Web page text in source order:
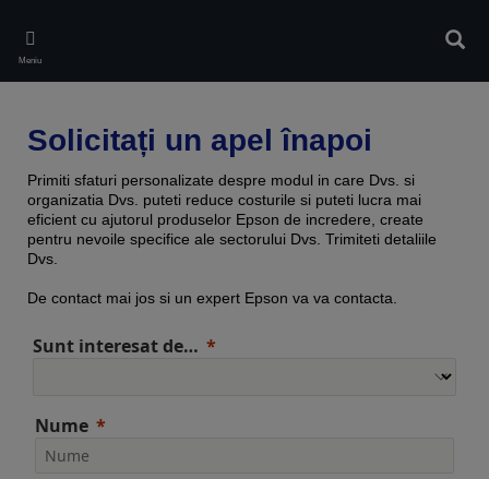
main
content
Meniu
Solicitați un apel înapoi
Primiti sfaturi personalizate despre modul in care Dvs. si
organizatia Dvs. puteti reduce costurile si puteti lucra mai
eficient cu ajutorul produselor Epson de incredere, create
pentru nevoile specifice ale sectorului Dvs. Trimiteti detaliile
Dvs.
De contact mai jos si un expert Epson va va contacta.
Sunt interesat de…
Nume